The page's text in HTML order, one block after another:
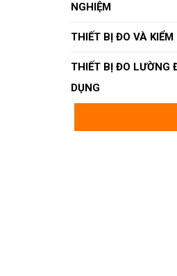
NGHIỆM
THIẾT BỊ ĐO VÀ
THIẾT BỊ ĐO LƯỜNG
DỤNG